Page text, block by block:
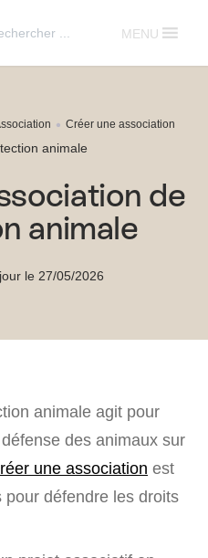
MENU
Créer une association
animale
de
animale
le 27/05/2026
animale agit pour
des animaux sur
une association est
pour défendre les droits